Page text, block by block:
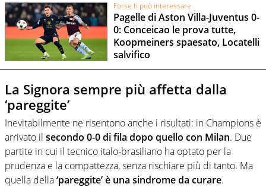
Forse ti può interessare
Pagelle di Aston Villa-Juventus 0-
0: Conceicao le prova tutte,
Koopmeiners spaesato, Locatelli
salvifico
La Signora sempre più affetta dalla
‘pareggite’
Inevitabilmente ne risentono anche i risultati: in Champions è
arrivato il secondo 0-0 di fila dopo quello con Milan. Due
partite in cui il tecnico italo-brasiliano ha optato per la
prudenza e la compattezza, senza rischiare più di tanto. Ma
quella della‘pareggite’ è una sindrome da curare.